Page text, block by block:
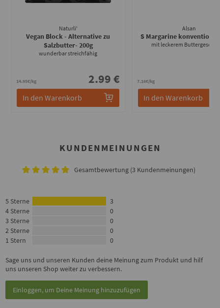
Naturli'
Vegan Block - Alternative zu
Salzbutter- 200g
wunderbar streichfähig
14.95€/kg 2.99 €
In den Warenkorb
Alsan
S Margarine konventionell
mit leckerem
7.16€/kg
In den Warenkorb
KUNDENMEINUNGEN
Gesamtbewertung (3 Kundenmeinungen)
5 Sterne
3
4 Sterne
0
3 Sterne
0
2 Sterne
0
1 Stern
0
Sage uns und unseren Kunden deine Meinung zum Produkt und hilf
uns unseren Shop weiter zu verbessern.
Einloggen, um Deine Meinung hinzuzufügen